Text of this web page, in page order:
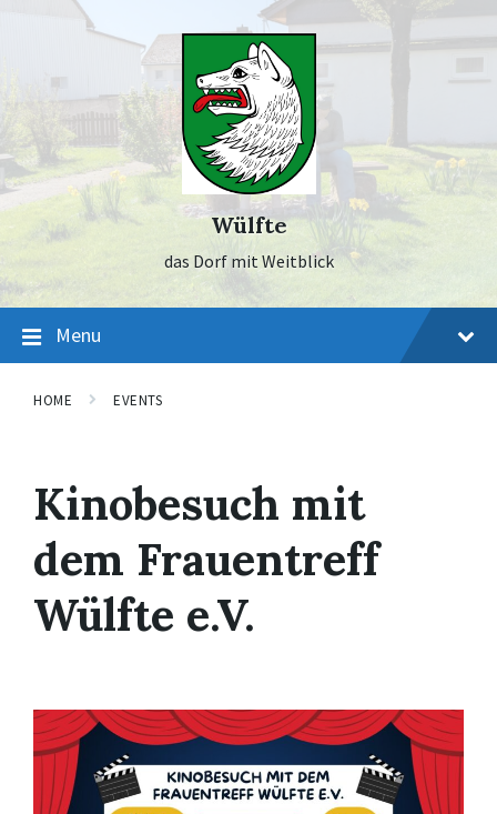
Wülfte
das Dorf mit Weitblick
Menu
HOME EVENTS
Kinobesuch mit
dem Frauentreff
Wülfte e.V.